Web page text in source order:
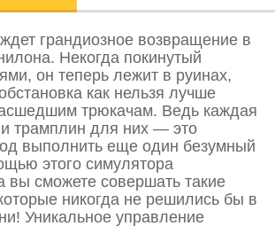
грандиозное возвращение в
Некогда покинутый
он теперь лежит в руинах,
как нельзя лучше
трюкачам. Ведь каждая
и трамплин для них — это
выполнить еще один безумный
этого симулятора
вы сможете совершать такие
никогда не решились бы в
Уникальное управление